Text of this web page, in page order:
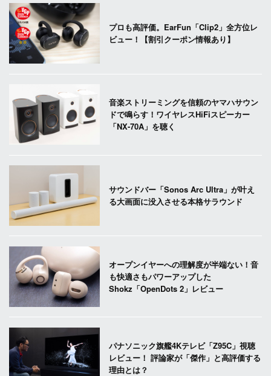
プロも高評価。EarFun「Clip2」全方位レ
ビュー！【割引クーポン情報あり】
音楽ストリーミングを信頼のヤマハサウン
ドで鳴らす！ワイヤレスHiFiスピーカー
「NX-70A」を聴く
サウンドバー「Sonos Arc Ultra」が叶え
る大画面に没入させる本格サラウンド
オープンイヤーへの理解度が半端ない！音
も快適さもパワーアップした
Shokz「OpenDots 2」レビュー
パナソニック旗艦4Kテレビ「Z95C」視聴
レビュー！ 評論家が「傑作」と高評価する
理由とは？